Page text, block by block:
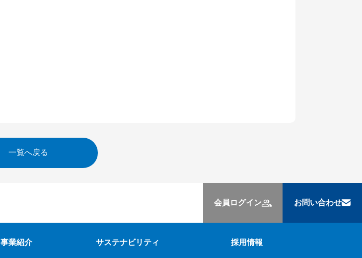
一覧へ戻る
会員ログイン お問い合わせ
事業紹介 サステナビリティ 採用情報